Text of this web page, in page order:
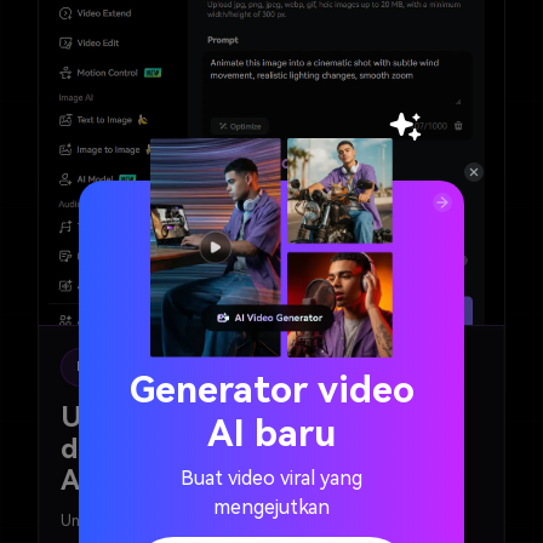
Unggah Gambar Referensi dan
deskripsikan video yang ingin
Anda generate
Unggah Gambar Referensi Anda, lalu masukkan prompt
Generator video
AI baru
Buat video viral yang
mengejutkan